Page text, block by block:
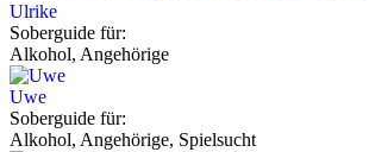
Ulrike
Soberguide für:
Alkohol, Angehörige
Uwe
Soberguide für:
Alkohol, Angehörige, Spielsucht